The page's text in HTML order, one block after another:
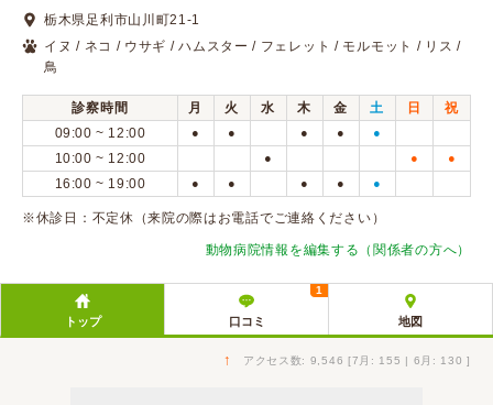
口コミ検索
Calooペットとは？
口コミ投稿
栃木県足利市山川町21-1
イヌ / ネコ / ウサギ / ハムスター / フェレット / モルモット / リス /
鳥
診察時間 月 火 水 木 金 土 日
祝
09:00 ~ 12:00
● ● ● ● ●
10:00 ~ 12:00 ● ● ●
16:00 ~ 19:00 ● ● ● ● ●
※休診日：不定休（来院の際はお電話でご連絡ください）
動物病院情報を編集する（関係者の方へ）
トップ 口コミ
1
地図
↑ アクセス数: 9,546 [7月: 155 | 6月: 130 ]